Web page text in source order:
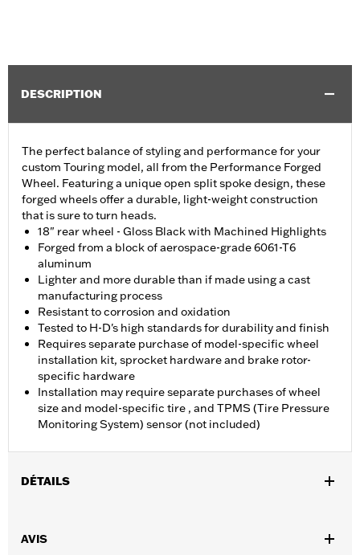
DESCRIPTION
The perfect balance of styling and performance for your
custom Touring model, all from the Performance Forged
Wheel. Featuring a unique open split spoke design, these
forged wheels offer a durable, light-weight construction
that is sure to turn heads.
18" rear wheel - Gloss Black with Machined Highlights
Forged from a block of aerospace-grade 6061-T6
aluminum
Lighter and more durable than if made using a cast
manufacturing process
Resistant to corrosion and oxidation
Tested to H-D's high standards for durability and finish
Requires separate purchase of model-specific wheel
installation kit, sprocket hardware and brake rotor-
specific hardware
Installation may require separate purchases of wheel
size and model-specific tire , and TPMS (Tire Pressure
Monitoring System) sensor (not included)
DÉTAILS
FLHX, FLTRX, FLXTRXSTSE à partir de 2024, FLHXU à partir de
AVIS